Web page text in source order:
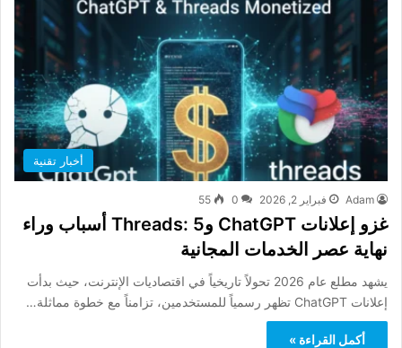
أخبار تقنية
Adam فبراير 2, 2026 0
55
غزو إعلانات ChatGPT وThreads: 5 أسباب وراء
نهاية عصر الخدمات المجانية
يشهد مطلع عام 2026 تحولاً تاريخياً في اقتصاديات الإنترنت، حيث بدأت
إعلانات ChatGPT تظهر رسمياً للمستخدمين، تزامناً مع خطوة مماثلة…
أكمل القراءة »